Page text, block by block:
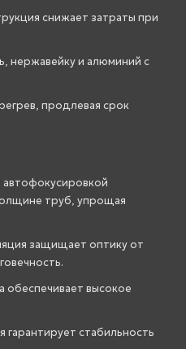
снижает затраты при
нержавейку и алюминий с
продлевая срок
автофокусировкой
труб, упрощая
защищает оптику от
обеспечивает высокое
гарантирует стабильность